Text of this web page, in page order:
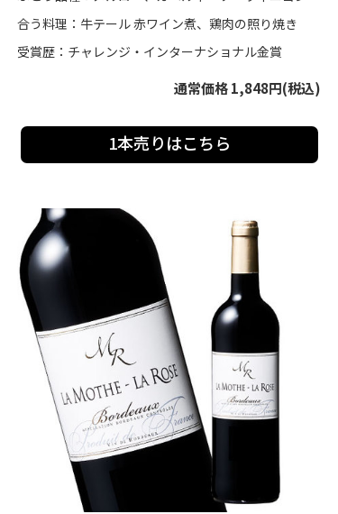
合う料理：牛テール 赤ワイン煮、鶏肉の照り焼き
受賞歴：チャレンジ・インターナショナル金賞
通常価格 1,848円(税込)
1本売りはこちら